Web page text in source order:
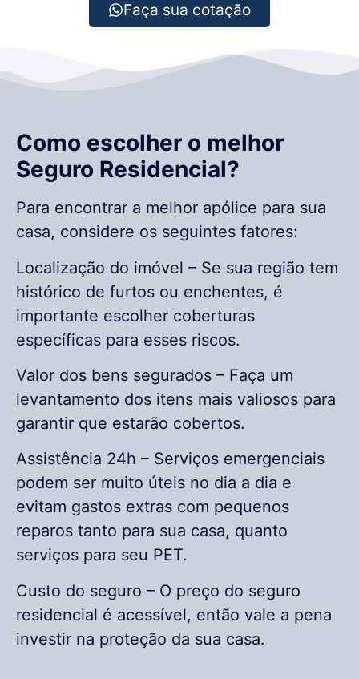
Faça sua cotação
Como escolher o melhor
Seguro Residencial?
Para encontrar a melhor apólice para sua
casa, considere os seguintes fatores:
Localização do imóvel – Se sua região tem
histórico de furtos ou enchentes, é
importante escolher coberturas
específicas para esses riscos.
Valor dos bens segurados – Faça um
levantamento dos itens mais valiosos para
garantir que estarão cobertos.
Assistência 24h – Serviços emergenciais
podem ser muito úteis no dia a dia e
evitam gastos extras com pequenos
reparos tanto para sua casa, quanto
serviços para seu PET.
Custo do seguro – O preço do seguro
residencial é acessível, então vale a pena
investir na proteção da sua casa.